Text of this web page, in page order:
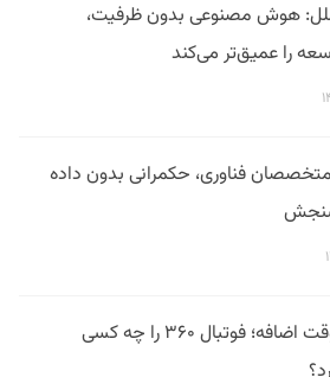
هوش مصنوعی بدون ظرفیت،
را عمیق‌تر می‌کند
فناوری، حکمرانی بدون داده
فیلتر در وقت اضافه؛ فوتبال ۳۶۰ را چه کسی